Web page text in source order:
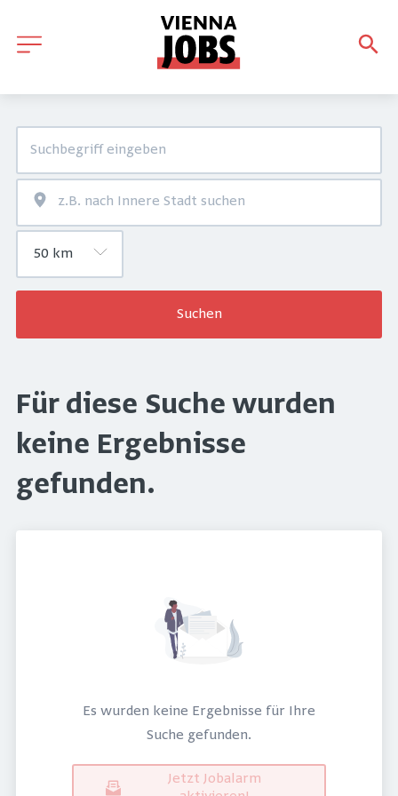
Suchen
Für diese Suche wurden
keine Ergebnisse
gefunden.
Es wurden keine Ergebnisse für Ihre
Suche gefunden.
Jetzt Jobalarm